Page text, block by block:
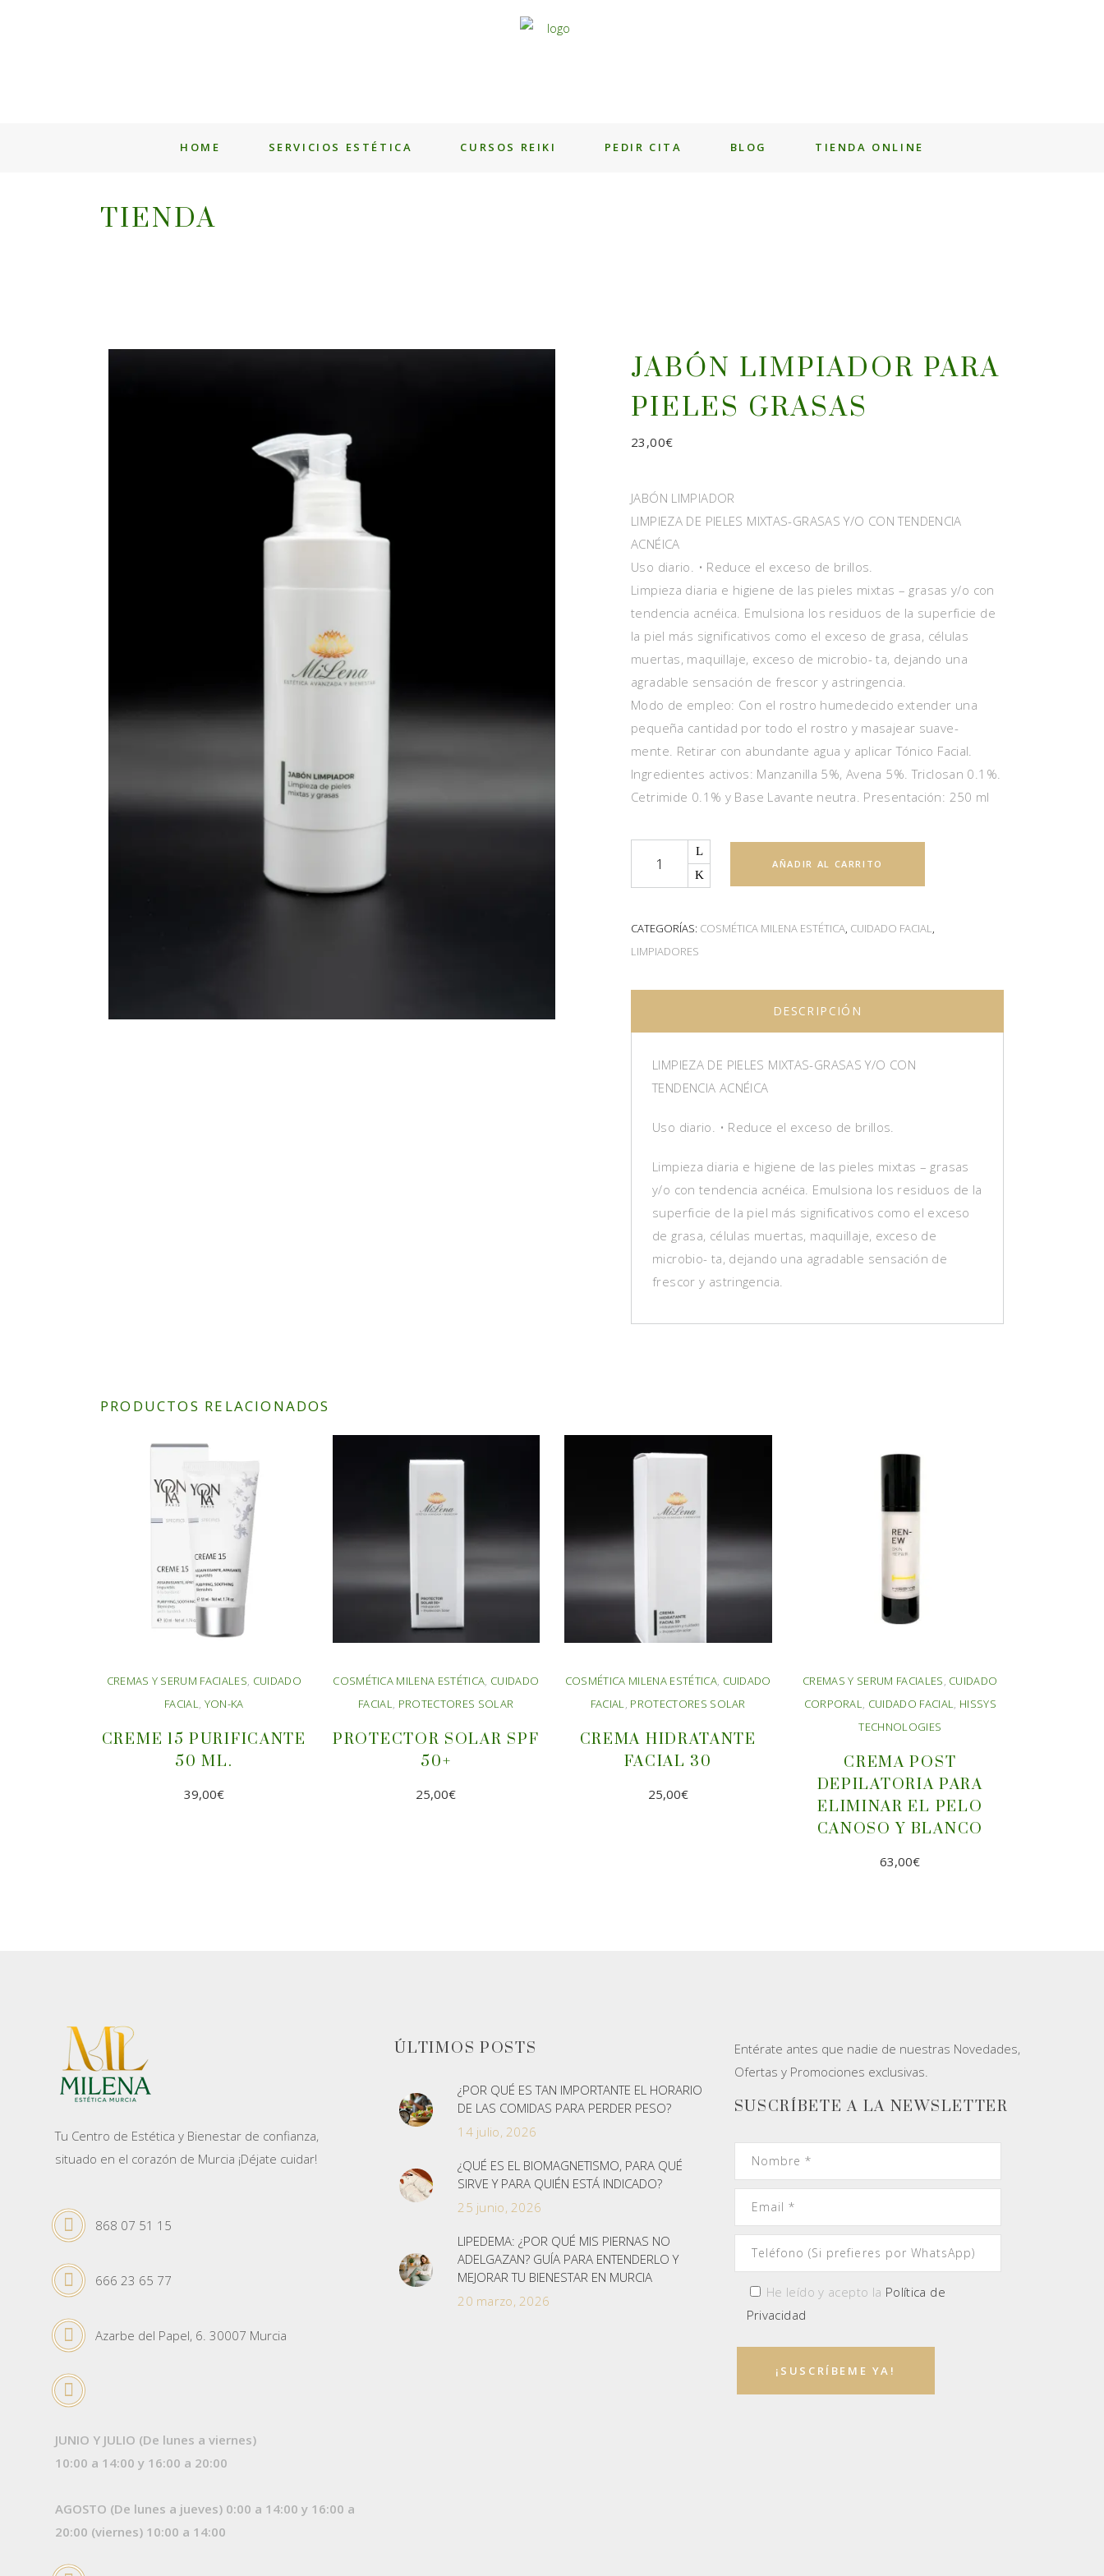
HOME SERVICIOS ESTÉTICA CURSOS REIKI PEDIR CITA BLOG TIENDA ONLINE
TIENDA
JABÓN LIMPIADOR PARA
PIELES GRASAS
23,00€
JABÓN LIMPIADOR
LIMPIEZA DE PIELES MIXTAS-GRASAS Y/O CON TENDENCIA
ACNÉICA
Uso diario. • Reduce el exceso de brillos.
Limpieza diaria e higiene de las pieles mixtas – grasas y/o con
tendencia acnéica. Emulsiona los residuos de la superficie de
la piel más significativos como el exceso de grasa, células
muertas, maquillaje, exceso de microbio- ta, dejando una
agradable sensación de frescor y astringencia.
Modo de empleo: Con el rostro humedecido extender una
pequeña cantidad por todo el rostro y masajear suave-
mente. Retirar con abundante agua y aplicar Tónico Facial.
Ingredientes activos: Manzanilla 5%, Avena 5%. Triclosan 0.1%.
Cetrimide 0.1% y Base Lavante neutra. Presentación: 250 ml
AÑADIR AL CARRITO
CATEGORÍAS: COSMÉTICA MILENA ESTÉTICA, CUIDADO FACIAL,
LIMPIADORES
DESCRIPCIÓN
LIMPIEZA DE PIELES MIXTAS-GRASAS Y/O CON
TENDENCIA ACNÉICA
Uso diario. • Reduce el exceso de brillos.
Limpieza diaria e higiene de las pieles mixtas – grasas
y/o con tendencia acnéica. Emulsiona los residuos de la
superficie de la piel más significativos como el exceso
de grasa, células muertas, maquillaje, exceso de
microbio- ta, dejando una agradable sensación de
frescor y astringencia.
PRODUCTOS RELACIONADOS
CREMAS Y SERUM FACIALES CUIDADO
FACIAL
YON-KA
CREME 15 PURIFICANTE
50 ML.
39,00€
COSMÉTICA MILENA ESTÉTICA CUIDADO
FACIAL
PROTECTORES SOLAR
PROTECTOR SOLAR SPF
50+
25,00€
COSMÉTICA MILENA ESTÉTICA, CUIDADO
FACIAL
PROTECTORES SOLAR
CREMA HIDRATANTE
FACIAL 30
25,00€
CREMAS Y SERUM FACIALES CUIDADO
CORPORAL
CUIDADO FACIAL
HISSYS
TECHNOLOGIES
CREMA POST
DEPILATORIA PARA
ELIMINAR EL PELO
CANOSO Y BLANCO
63,00€
Tu Centro de Estética y Bienestar de confianza,
situado en el corazón de Murcia ¡Déjate cuidar!
868 07 51 15
666 23 65 77
Azarbe del Papel, 6. 30007 Murcia
JUNIO Y JULIO (De lunes a viernes)
10:00 a 14:00 y 16:00 a 20:00
AGOSTO (De lunes a jueves) 0:00 a 14:00 y 16:00 a
20:00 (viernes) 10:00 a 14:00
ÚLTIMOS POSTS
¿POR QUÉ ES TAN IMPORTANTE EL HORARIO
DE LAS COMIDAS PARA PERDER PESO?
14 julio, 2026
¿QUÉ ES EL BIOMAGNETISMO, PARA QUÉ
SIRVE Y PARA QUIÉN ESTÁ INDICADO?
25 junio, 2026
LIPEDEMA: ¿POR QUÉ MIS PIERNAS NO
ADELGAZAN? GUÍA PARA ENTENDERLO Y
MEJORAR TU BIENESTAR EN MURCIA
20 marzo, 2026
Entérate antes que nadie de nuestras Novedades,
Ofertas y Promociones exclusivas.
SUSCRÍBETE A LA NEWSLETTER
He leído y acepto la Política de
Privacidad